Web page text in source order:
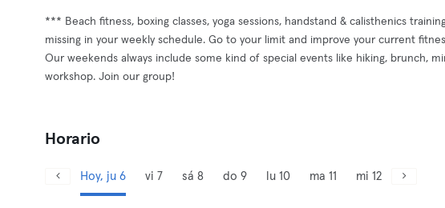
*** Beach fitness, boxing classes, yoga sessions, handstand & calisthenics
missing in your weekly schedule. Go to your limit and improve your current
Our weekends always include some kind of special events like hiking, brunch,
workshop. Join our group!
Horario
Hoy, ju 6 vi 7 sá 8 do 9 lu 10 ma 11 mi 12